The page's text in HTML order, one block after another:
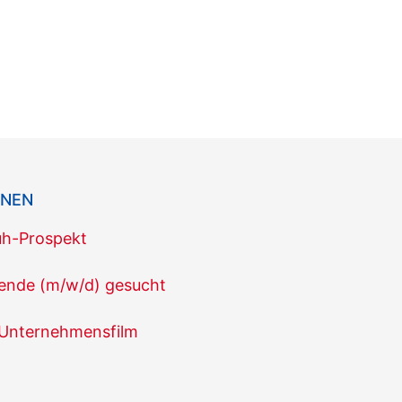
Prospekt
(m/w/d) gesucht